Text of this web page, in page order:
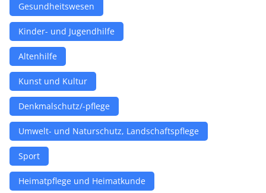
Gesundheitswesen
Kinder- und Jugendhilfe
Altenhilfe
Kunst und Kultur
Denkmalschutz/-pflege
Umwelt- und Naturschutz, Landschaftspflege
Sport
Heimatpflege und Heimatkunde